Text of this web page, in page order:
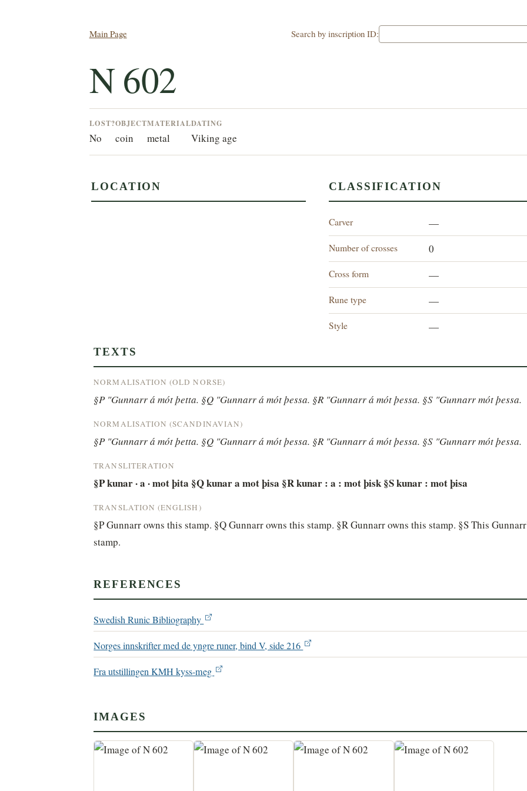
Main Page Search by inscription ID:
N 602
LOST?
No
OBJECT
coin
MATERIAL
metal
DATING
Viking age
LOCATION CLASSIFICATION
Carver —
Number of crosses 0
Cross form —
Rune type —
Style —
TEXTS
NORMALISATION (OLD NORSE)
§P "Gunnarr á mót þetta. §Q "Gunnarr á mót þessa. §R "Gunnarr á mót þessa. §S "Gunnarr mót þessa.
NORMALISATION (SCANDINAVIAN)
§P "Gunnarr á mót þetta. §Q "Gunnarr á mót þessa. §R "Gunnarr á mót þessa. §S "Gunnarr mót þessa.
TRANSLITERATION
§P kunar · a · mot þita §Q kunar a mot þisa §R kunar : a : mot þisk §S kunar : mot þisa
TRANSLATION (ENGLISH)
§P Gunnarr owns this stamp. §Q Gunnarr owns this stamp. §R Gunnarr owns this stamp. §S This
stamp.
REFERENCES
Swedish Runic Bibliography
Norges innskrifter med de yngre runer, bind V, side 216
Fra utstillingen KMH kyss-meg
IMAGES